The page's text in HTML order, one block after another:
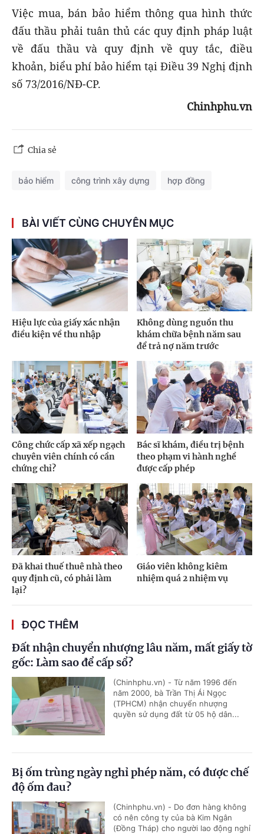
Việc mua, bán bảo hiểm thông qua hình thức
đấu thầu phải tuân thủ các quy định pháp luật
về đấu thầu và quy định về quy tắc, điều
khoản, biểu phí bảo hiểm tại Điều 39 Nghị định
số 73/2016/NĐ-CP.
Chinhphu.vn
Chia sẻ
bảo hiểm công trình xây dựng hợp đồng
BÀI VIẾT CÙNG CHUYÊN MỤC
Hiệu lực của giấy xác nhận
điều kiện về thu nhập
Không dùng nguồn thu
khám chữa bệnh năm sau
để trả nợ năm trước
Công chức cấp xã xếp ngạch
chuyên viên chính có cần
chứng chỉ?
Bác sĩ khám, điều trị bệnh
theo phạm vi hành nghề
được cấp phép
Đã khai thuế thuê nhà theo
quy định cũ, có phải làm
lại?
Giáo viên không kiêm
nhiệm quá 2 nhiệm vụ
ĐỌC THÊM
Đất nhận chuyển nhượng lâu năm, mất giấy tờ
gốc: Làm sao để cấp sổ?
(Chinhphu.vn) - Từ năm 1996 đến
năm 2000, bà Trần Thị Ái Ngọc
(TPHCM) nhận chuyển nhượng
quyền sử dụng đất từ 05 hộ dân...
Bị ốm trùng ngày nghỉ phép năm, có được chế
độ ốm đau?
(Chinhphu.vn) - Do đơn hàng không
có nên công ty của bà Kim Ngân
(Đồng Tháp) cho người lao động nghỉ